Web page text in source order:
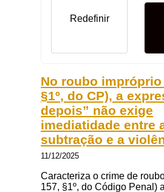
Redefinir
No roubo impróprio
§1º, do CP), a
depois” não exige
imediatidade entre
subtração e a
11/12/2025
Caracteriza o crime de
157, §1º, do Código Penal)